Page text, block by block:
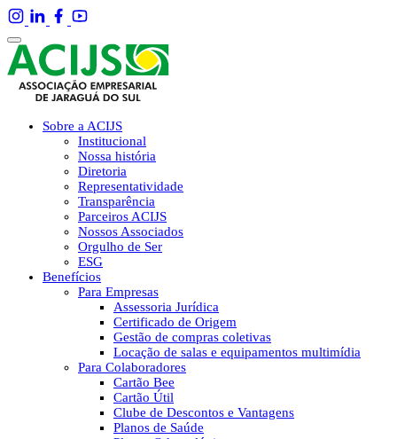
Sobre a ACIJS
Institucional
Nossa história
Diretoria
Representatividade
Transparência
Parceiros ACIJS
Nossos Associados
Orgulho de Ser
ESG
Benefícios
Para Empresas
Assessoria Jurídica
Certificado de Origem
Gestão de compras coletivas
Locação de salas e equipamentos multimídia
Para Colaboradores
Cartão Bee
Cartão Útil
Clube de Descontos e Vantagens
Planos de Saúde